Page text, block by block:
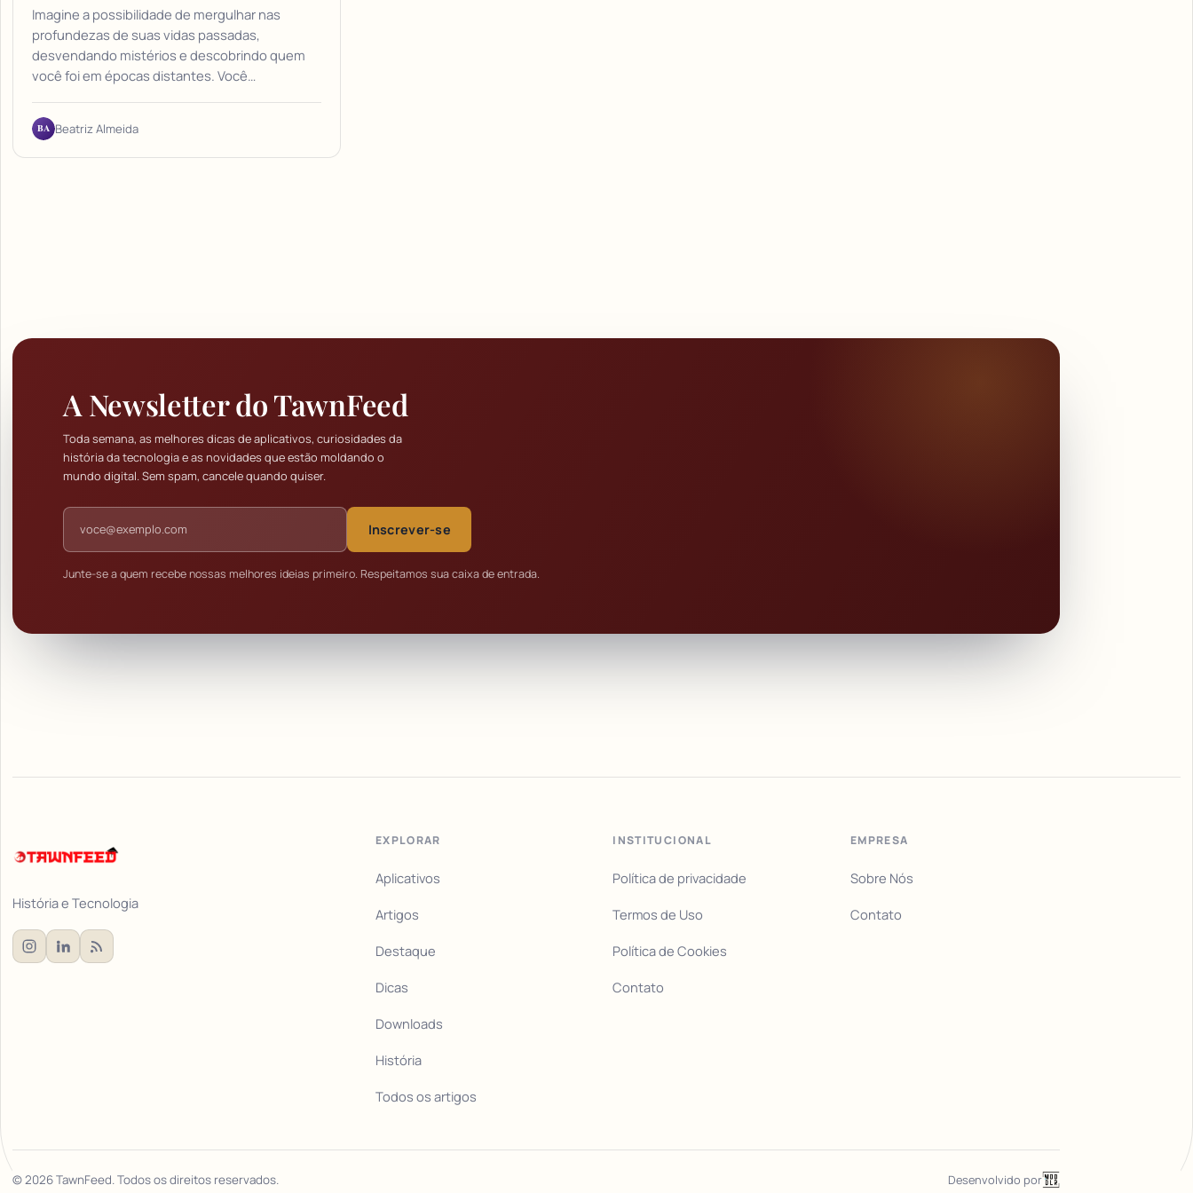
Imagine a possibilidade de mergulhar nas
profundezas de suas vidas passadas,
desvendando mistérios e descobrindo quem
você foi em épocas distantes. Você…
BA Beatriz Almeida
A Newsletter do TawnFeed
Toda semana, as melhores dicas de aplicativos, curiosidades da
história da tecnologia e as novidades que estão moldando o
mundo digital. Sem spam, cancele quando quiser.
Endereço de e-mail
Inscrever-se
Junte-se a quem recebe nossas melhores ideias primeiro. Respeitamos sua caixa de entrada.
História e Tecnologia
EXPLORAR
Aplicativos
Artigos
Destaque
Dicas
Downloads
História
Todos os artigos
INSTITUCIONAL
Política de privacidade
Termos de Uso
Política de Cookies
Contato
EMPRESA
Sobre Nós
Contato
©2026TawnFeed. Todos os direitos reservados. Desenvolvido por